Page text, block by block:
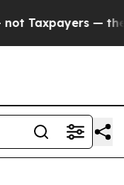
— the Chance